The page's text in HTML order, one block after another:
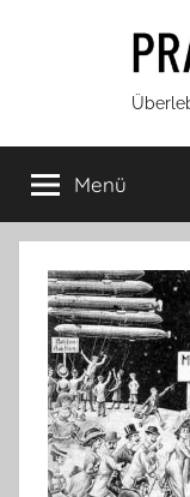
Prabels
Blog
Menü